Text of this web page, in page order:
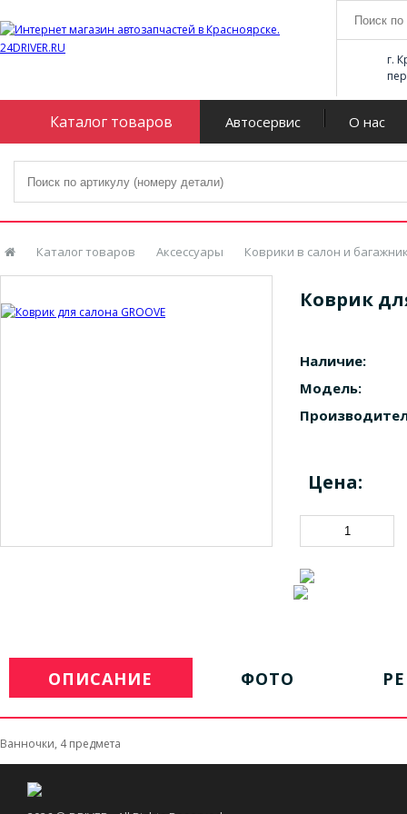
г.
Каталог товаров Автосервис О нас
Каталог товаров Аксессуары Коврики в салон и
Коврик
Наличие:
Модель:
Цена:
ОПИСАНИЕ ФОТО
Ванночки, 4 предмета